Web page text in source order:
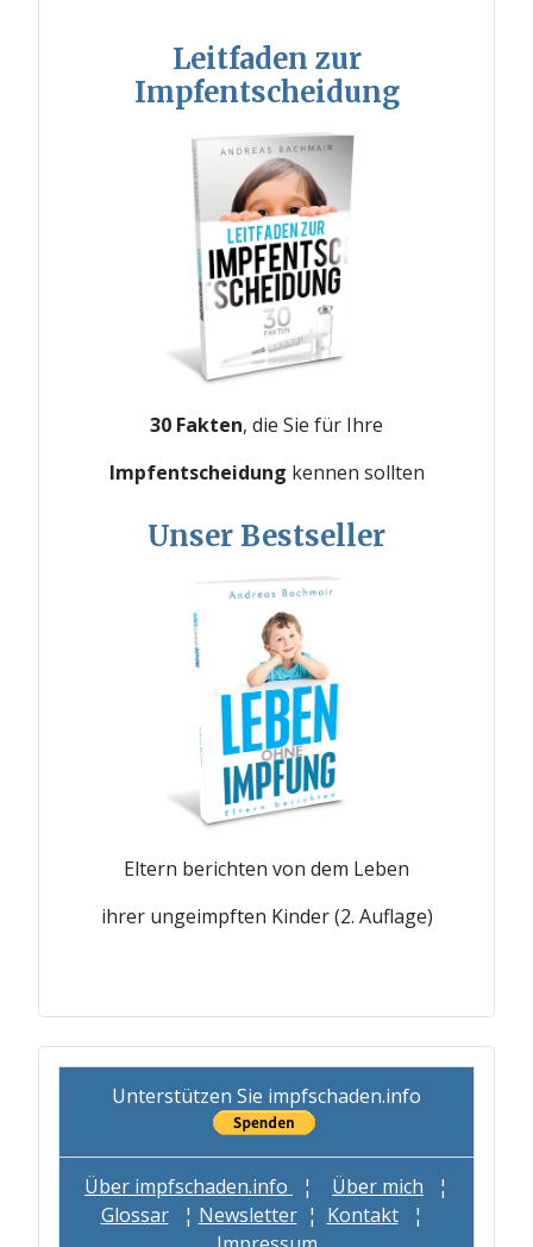
Leitfaden zur
Impfentscheidung
30 Fakten, die Sie für Ihre
Impfentscheidung kennen sollten
Unser Bestseller
Eltern berichten von dem Leben
ihrer ungeimpften Kinder (2. Auflage)
Unterstützen Sie impfschaden.info
Über impfschaden.info ¦ Über mich
¦
Glossar
¦ Newsletter ¦ Kontakt
¦